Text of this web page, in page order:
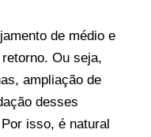
de médio e
Ou seja,
ampliação de
desses
isso, é natural